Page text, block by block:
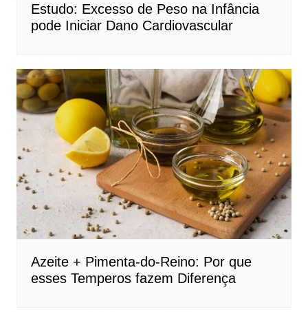
Estudo: Excesso de Peso na Infância
pode Iniciar Dano Cardiovascular
Azeite + Pimenta-do-Reino: Por que
esses Temperos fazem Diferença